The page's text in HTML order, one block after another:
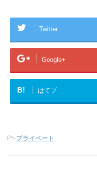
Twitter
Google+
B! はてブ
-プライベート